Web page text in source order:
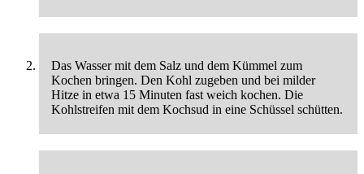
Das Wasser mit dem Salz und dem Kümmel zum
Kochen bringen. Den Kohl zugeben und bei milder
Hitze in etwa 15 Minuten fast weich kochen. Die
Kohlstreifen mit dem Kochsud in eine Schüssel schütten.